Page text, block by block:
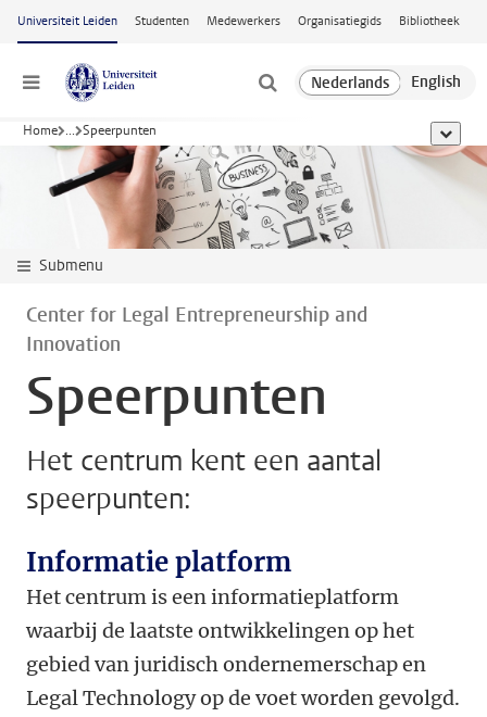
Ga naar hoofdinhoud
Universiteit Leiden Studenten Medewerkers Organisatiegids Bibliotheek
Menu
Home ... Speerpunten toon
Submenu
Center for Legal Entrepreneurship and
Innovation
Speerpunten
Het centrum kent een aantal
speerpunten:
Informatie platform
Het centrum is een informatieplatform
waarbij de laatste ontwikkelingen op het
gebied van juridisch ondernemerschap en
Legal Technology op de voet worden gevolgd.